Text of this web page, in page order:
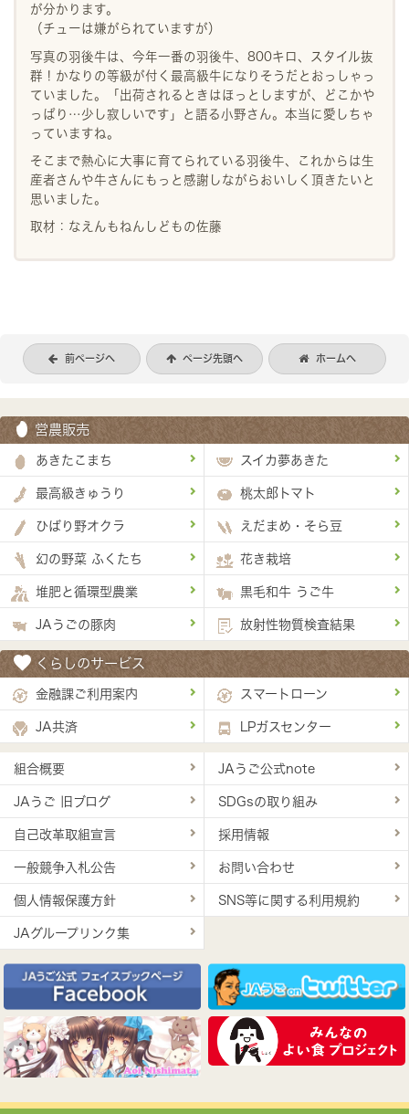
が分かります。
（チューは嫌がられていますが）
写真の羽後牛は、今年一番の羽後牛、800キロ、スタイル抜
群！かなりの等級が付く最高級牛になりそうだとおっしゃっ
ていました。「出荷されるときはほっとしますが、どこかや
っぱり…少し寂しいです」と語る小野さん。本当に愛しちゃ
っていますね。
そこまで熱心に大事に育てられている羽後牛、これからは生
産者さんや牛さんにもっと感謝しながらおいしく頂きたいと
思いました。
取材：なえんもねんしどもの佐藤
前ページへ ページ先頭へ ホームへ
営農販売
あきたこまち スイカ夢あきた
最高級きゅうり 桃太郎トマト
ひばり野オクラ えだまめ・そら豆
幻の野菜 ふくたち 花き栽培
堆肥と循環型農業 黒毛和牛 うご牛
JAうごの豚肉 放射性物質検査結果
くらしのサービス
金融課ご利用案内 スマートローン
JA共済 LPガスセンター
組合概要 JAうご公式note
JAうご 旧ブログ SDGsの取り組み
自己改革取組宣言 採用情報
一般競争入札公告 お問い合わせ
個人情報保護方針 SNS等に関する利用規約
JAグループリンク集